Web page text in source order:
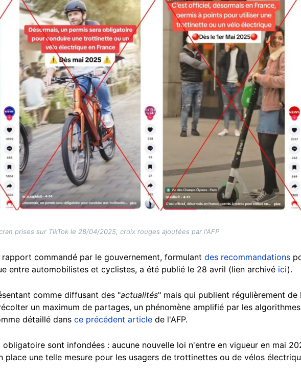
prises sur TikTok le 28/04/2025, croix rouges ajoutées par l'AFP
commandé par le gouvernement, formulant des recommandations
entre automobilistes et cyclistes, a été publié le 28 avril (lien archivé ici).
comme diffusant des "actualités" mais qui publient régulièrement de
un maximum de partages, un phénomène amplifié par les
détaillé dans ce précédent article de l'AFP.
sont infondées : aucune nouvelle loi n'entre en vigueur en mai
une telle mesure pour les usagers de trottinettes ou de vélos